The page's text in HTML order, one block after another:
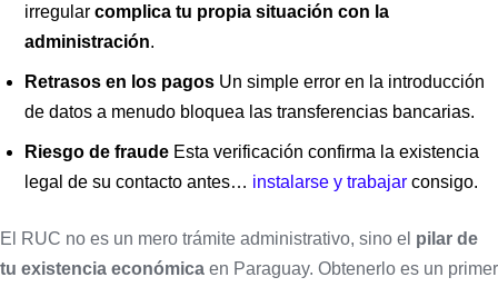
irregular complica tu propia situación con la
administración.
Retrasos en los pagosUn simple error en la introducción
de datos a menudo bloquea las transferencias bancarias.
Riesgo de fraudeEsta verificación confirma la existencia
legal de su contacto antes… instalarse y trabajarconsigo.
El RUC no es un mero trámite administrativo, sino el pilar de
tu existencia económica en Paraguay. Obtenerlo es un primer